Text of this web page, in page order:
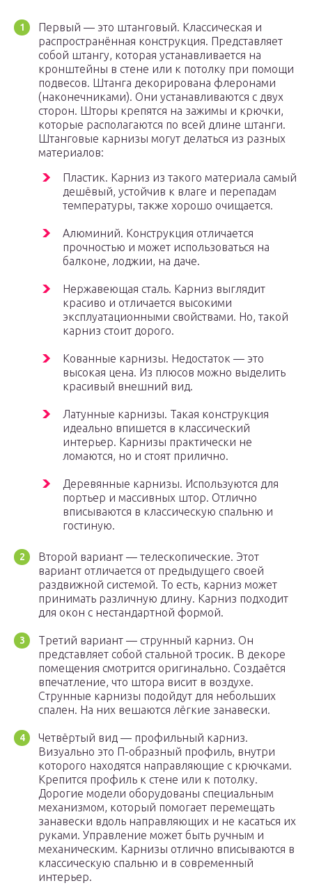
Первый — это штанговый. Классическая и
распространённая конструкция. Представляет
собой штангу, которая устанавливается на
кронштейны в стене или к потолку при помощи
подвесов. Штанга декорирована флеронами
(наконечниками). Они устанавливаются с двух
сторон. Шторы крепятся на зажимы и крючки,
которые располагаются по всей длине штанги.
Штанговые карнизы могут делаться из разных
материалов:
Пластик. Карниз из такого материала самый
дешёвый, устойчив к влаге и перепадам
температуры, также хорошо очищается.
Алюминий. Конструкция отличается
прочностью и может использоваться на
балконе, лоджии, на даче.
Нержавеющая сталь. Карниз выглядит
красиво и отличается высокими
эксплуатационными свойствами. Но, такой
карниз стоит дорого.
Кованные карнизы. Недостаток — это
высокая цена. Из плюсов можно выделить
красивый внешний вид.
Латунные карнизы. Такая конструкция
идеально впишется в классический
интерьер. Карнизы практически не
ломаются, но и стоят прилично.
Деревянные карнизы. Используются для
портьер и массивных штор. Отлично
вписываются в классическую спальню и
гостиную.
Второй вариант — телескопические. Этот
вариант отличается от предыдущего своей
раздвижной системой. То есть, карниз может
принимать различную длину. Карниз подходит
для окон с нестандартной формой.
Третий вариант — струнный карниз. Он
представляет собой стальной тросик. В декоре
помещения смотрится оригинально. Создаётся
впечатление, что штора висит в воздухе.
Струнные карнизы подойдут для небольших
спален. На них вешаются лёгкие занавески.
Четвёртый вид — профильный карниз.
Визуально это П-образный профиль, внутри
которого находятся направляющие с крючками.
Крепится профиль к стене или к потолку.
Дорогие модели оборудованы специальным
механизмом, который помогает перемещать
занавески вдоль направляющих и не касаться их
руками. Управление может быть ручным и
механическим. Карнизы отлично вписываются в
классическую спальню и в современный
интерьер.